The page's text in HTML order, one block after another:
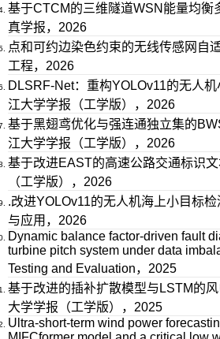
基于CTCM的三维隧道WSN能量均衡
真学报，2026
点和可约边染色约束的无线传感网自
工程，2026
DLSRF-Net：重构YOLOv11的无人
江大学学报（工学版），2026
基于黑翅鸢优化与强连通独立集的
江大学学报（工学版），2026
基于改进EAST的高速公路交通标识
（工学版），2026
.改进YOLOv11的无人机海上小目标
与应用，2026
Dynamic balance factor-driven fault
turbine pitch system under data
Testing and Evaluation，2025
基于改进的插补扩散模型与LSTM的
大学学报（工学版），2025
Ultra-short-term wind power